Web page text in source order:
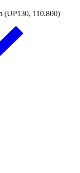
(UP130, 110.800)